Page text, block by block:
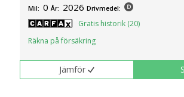
Mil: 0 År: 2026 Drivmedel:
Gratis historik (20)
Räkna på försäkring
Jämför